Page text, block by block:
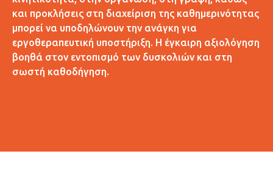
και προκλήσεις στη διαχείριση της καθημερινότητας
μπορεί να υποδηλώνουν την ανάγκη για
εργοθεραπευτική υποστήριξη. Η έγκαιρη αξιολόγηση
βοηθά στον εντοπισμό των δυσκολιών και στη
σωστή καθοδήγηση.